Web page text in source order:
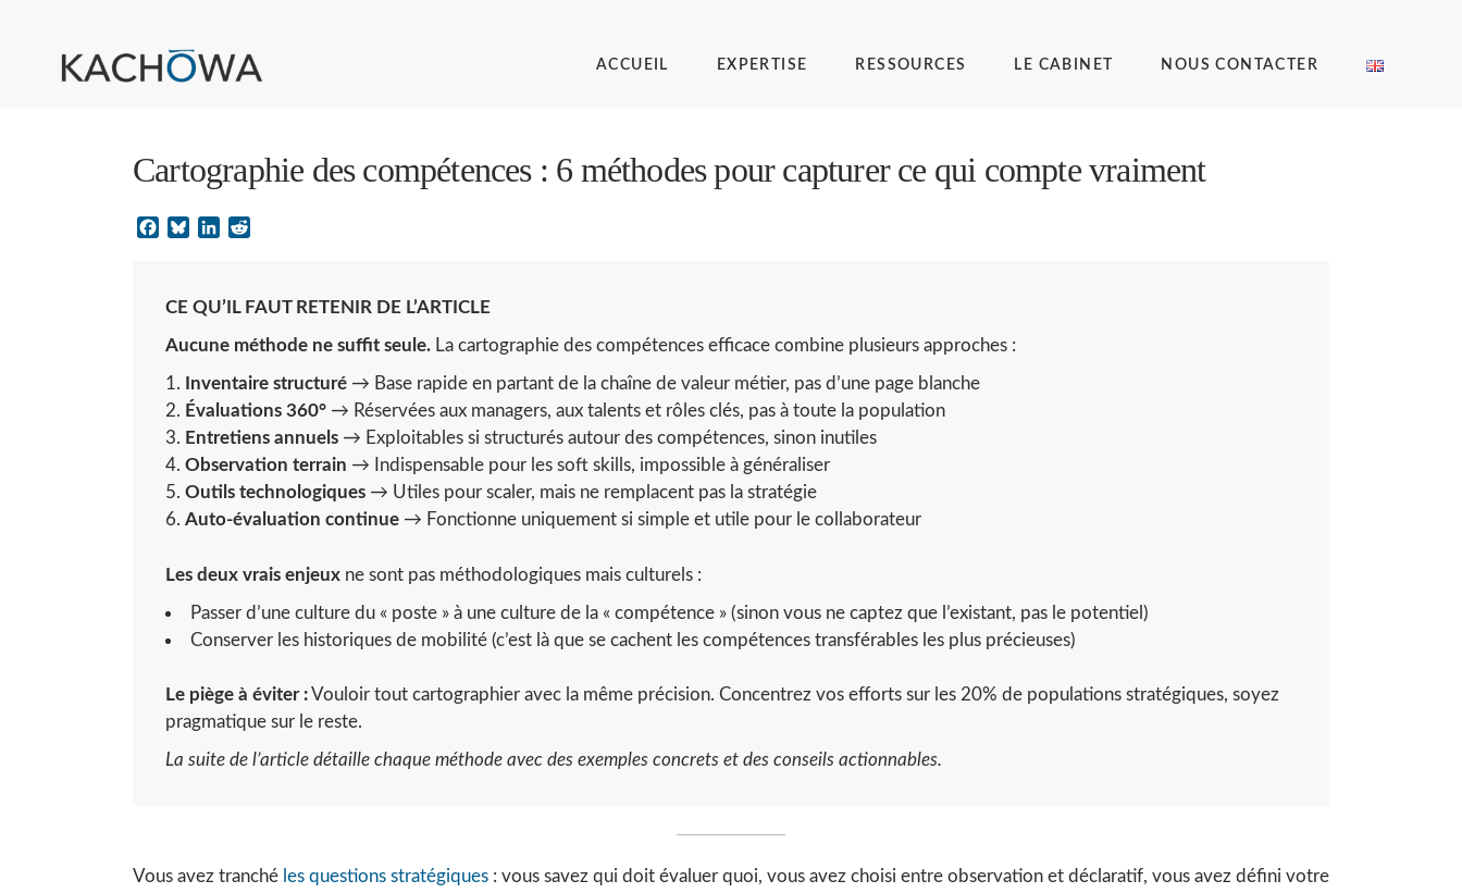
ACCUEIL EXPERTISE RESSOURCES LE CABINET NOUS CONTACTER
Cartographie des compétences : 6 méthodes pour capturer ce qui compte vraiment
Facebook
BlueskyLinkedIn
CE QU’IL FAUT RETENIR DE L’ARTICLE
Aucune méthode ne suffit seule. La cartographie des compétences efficace combine plusieurs approches :
Inventaire structuré → Base rapide en partant de la chaîne de valeur métier, pas d’une page blanche
Évaluations 360° → Réservées aux managers, aux talents et rôles clés, pas à toute la population
Entretiens annuels → Exploitables si structurés autour des compétences, sinon inutiles
Observation terrain → Indispensable pour les soft skills, impossible à généraliser
Outils technologiques → Utiles pour scaler, mais ne remplacent pas la stratégie
Auto-évaluation continue → Fonctionne uniquement si simple et utile pour le collaborateur
Les deux vrais enjeux ne sont pas méthodologiques mais culturels :
Passer d’une culture du « poste » à une culture de la « compétence » (sinon vous ne captez que l’existant, pas le potentiel)
Conserver les historiques de mobilité (c’est là que se cachent les compétences transférables les plus précieuses)
Le piège à éviter :Vouloir tout cartographier avec la même précision. Concentrez vos efforts sur les 20% de populations stratégiques, soyez
pragmatique sur le reste.
La suite de l’article détaille chaque méthode avec des exemples concrets et des conseils actionnables.
Vous avez tranché les questions stratégiques : vous savez qui doit évaluer quoi, vous avez choisi entre observation et déclaratif, vous avez défini votre